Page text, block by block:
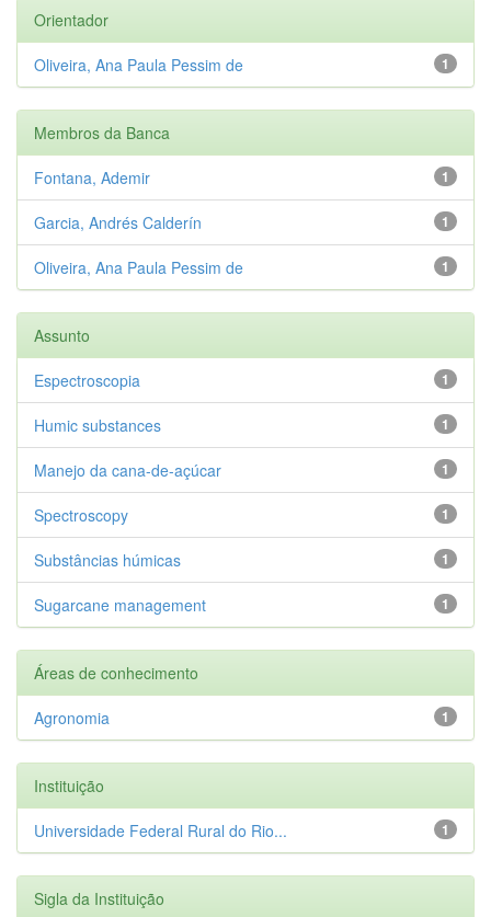
Orientador
1
Oliveira, Ana Paula Pessim de
Membros da Banca
1
Fontana, Ademir
1
Garcia, Andrés Calderín
1
Oliveira, Ana Paula Pessim de
Assunto
1
Espectroscopia
1
Humic substances
1
Manejo da cana-de-açúcar
1
Spectroscopy
1
Substâncias húmicas
1
Sugarcane management
Áreas de conhecimento
1
Agronomia
Instituição
1
Universidade Federal Rural do Rio...
Sigla da Instituição